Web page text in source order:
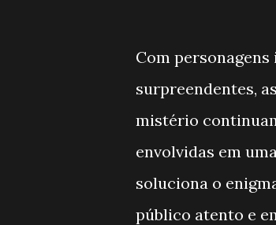
Com
surpreendentes,
mistério
envolvidas em
soluciona o
público atento e